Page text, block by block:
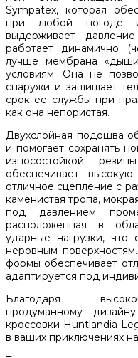
Sympatex, которая
при любой погоде
выдерживает
работает динамично
лучше мембрана
условиям. Она не
снаружи и защищает
срок ее службы при
как она непористая.
Двухслойная подошва
и помогает сохранять
износостойкой
обеспечивает
отличное сцепление с
каменистая тропа,
под давлением
расположенная в
ударные нагрузки,
неровным
формы обеспечивает
адаптируется под
Благодаря
продуманному
кроссовки Huntlandia
в ваших приключениях